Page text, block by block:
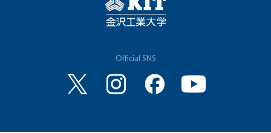
Official SNS